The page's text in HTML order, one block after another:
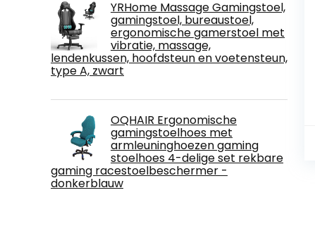
YRHome Massage Gamingstoel,
gamingstoel, bureaustoel,
ergonomische gamerstoel met
vibratie, massage,
lendenkussen, hoofdsteun en voetensteun,
type A, zwart
OQHAIR Ergonomische
gamingstoelhoes met
armleuninghoezen gaming
stoelhoes 4-delige set rekbare
gaming racestoelbeschermer -
donkerblauw